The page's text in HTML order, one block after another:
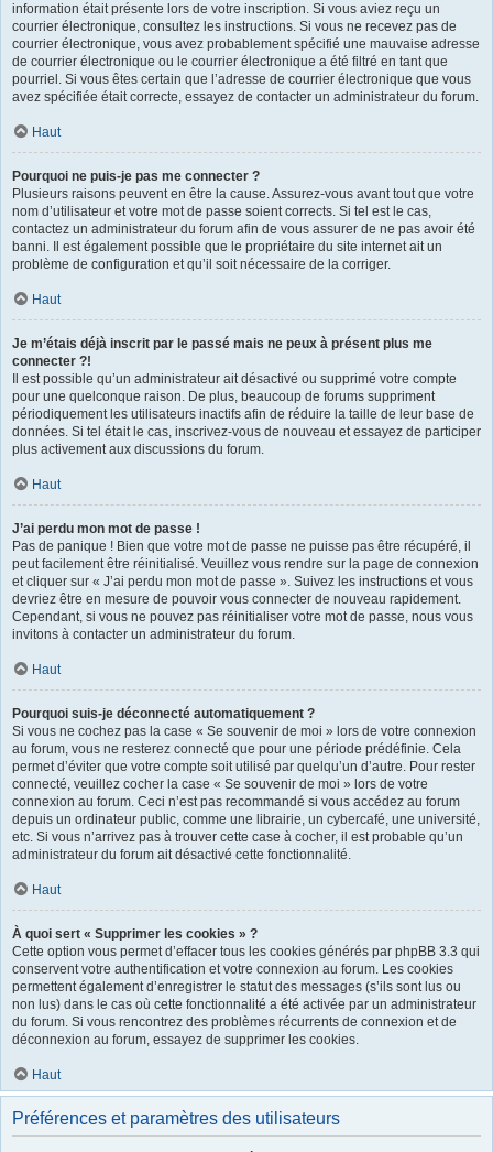
information était présente lors de votre inscription. Si vous aviez reçu un
courrier électronique, consultez les instructions. Si vous ne recevez pas de
courrier électronique, vous avez probablement spécifié une mauvaise adresse
de courrier électronique ou le courrier électronique a été filtré en tant que
pourriel. Si vous êtes certain que l’adresse de courrier électronique que vous
avez spécifiée était correcte, essayez de contacter un administrateur du forum.
Haut
Pourquoi ne puis-je pas me connecter ?
Plusieurs raisons peuvent en être la cause. Assurez-vous avant tout que votre
nom d’utilisateur et votre mot de passe soient corrects. Si tel est le cas,
contactez un administrateur du forum afin de vous assurer de ne pas avoir été
banni. Il est également possible que le propriétaire du site internet ait un
problème de configuration et qu’il soit nécessaire de la corriger.
Haut
Je m’étais déjà inscrit par le passé mais ne peux à présent plus me
connecter ?!
Il est possible qu’un administrateur ait désactivé ou supprimé votre compte
pour une quelconque raison. De plus, beaucoup de forums suppriment
périodiquement les utilisateurs inactifs afin de réduire la taille de leur base de
données. Si tel était le cas, inscrivez-vous de nouveau et essayez de participer
plus activement aux discussions du forum.
Haut
J’ai perdu mon mot de passe !
Pas de panique ! Bien que votre mot de passe ne puisse pas être récupéré, il
peut facilement être réinitialisé. Veuillez vous rendre sur la page de connexion
et cliquer sur « J’ai perdu mon mot de passe ». Suivez les instructions et vous
devriez être en mesure de pouvoir vous connecter de nouveau rapidement.
Cependant, si vous ne pouvez pas réinitialiser votre mot de passe, nous vous
invitons à contacter un administrateur du forum.
Haut
Pourquoi suis-je déconnecté automatiquement ?
Si vous ne cochez pas la case « Se souvenir de moi » lors de votre connexion
au forum, vous ne resterez connecté que pour une période prédéfinie. Cela
permet d’éviter que votre compte soit utilisé par quelqu’un d’autre. Pour rester
connecté, veuillez cocher la case « Se souvenir de moi » lors de votre
connexion au forum. Ceci n’est pas recommandé si vous accédez au forum
depuis un ordinateur public, comme une librairie, un cybercafé, une université,
etc. Si vous n’arrivez pas à trouver cette case à cocher, il est probable qu’un
administrateur du forum ait désactivé cette fonctionnalité.
Haut
À quoi sert « Supprimer les cookies » ?
Cette option vous permet d’effacer tous les cookies générés par phpBB 3.3 qui
conservent votre authentification et votre connexion au forum. Les cookies
permettent également d’enregistrer le statut des messages (s’ils sont lus ou
non lus) dans le cas où cette fonctionnalité a été activée par un administrateur
du forum. Si vous rencontrez des problèmes récurrents de connexion et de
déconnexion au forum, essayez de supprimer les cookies.
Haut
Préférences et paramètres des utilisateurs